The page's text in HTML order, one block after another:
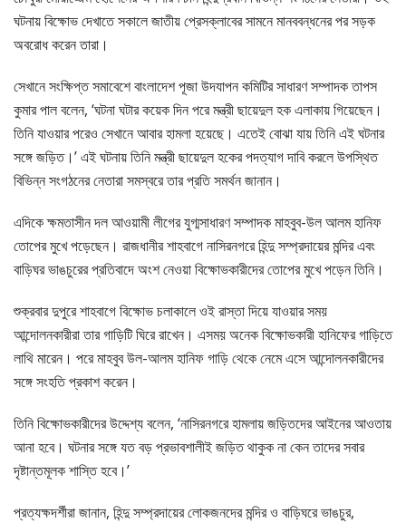
ঘটনায় বিক্ষোভ দেখাতে সকালে জাতীয় প্রেসক্লাবের সামনে মানববন্ধনের পর সড়ক
অবরোধ করেন তারা।
সেখানে সংক্ষিপ্ত সমাবেশে বাংলাদেশ পূজা উদযাপন কমিটির সাধারণ সম্পাদক তাপস
কুমার পাল বলেন, ‘ঘটনা ঘটার কয়েক দিন পরে মন্ত্রী ছায়েদুল হক এলাকায় গিয়েছেন।
তিনি যাওয়ার পরেও সেখানে আবার হামলা হয়েছে। এতেই বোঝা যায় তিনি এই ঘটনার
সঙ্গে জড়িত।’ এই ঘটনায় তিনি মন্ত্রী ছায়েদুল হকের পদত্যাগ দাবি করলে উপস্থিত
বিভিন্ন সংগঠনের নেতারা সমস্বরে তার প্রতি সমর্থন জানান।
এদিকে ক্ষমতাসীন দল আওয়ামী লীগের যুগ্মসাধারণ সম্পাদক মাহবুব-উল আলম হানিফ
তোপের মুখে পড়েছেন। রাজধানীর শাহবাগে নাসিরনগরে হিন্দু সম্প্রদায়ের মন্দির এবং
বাড়িঘর ভাঙচুরের প্রতিবাদে অংশ নেওয়া বিক্ষোভকারীদের তোপের মুখে পড়েন তিনি।
শুক্রবার দুপুরে শাহবাগে বিক্ষোভ চলাকালে ওই রাস্তা দিয়ে যাওয়ার সময়
আন্দোলনকারীরা তার গাড়িটি ঘিরে রাখেন। এসময় অনেক বিক্ষোভকারী হানিফের গাড়িতে
লাথি মারেন। পরে মাহবুব উল-আলম হানিফ গাড়ি থেকে নেমে এসে আন্দোলনকারীদের
সঙ্গে সংহতি প্রকাশ করেন।
তিনি বিক্ষোভকারীদের উদ্দেশ্য বলেন, ‘নাসিরনগরে হামলায় জড়িতদের আইনের আওতায়
আনা হবে। ঘটনার সঙ্গে যত বড় প্রভাবশালীই জড়িত থাকুক না কেন তাদের সবার
দৃষ্টান্তমূলক শাস্তি হবে।’
প্রত্যক্ষদর্শীরা জানান, হিন্দু সম্প্রদায়ের লোকজনদের মন্দির ও বাড়িঘরে ভাঙচুর,